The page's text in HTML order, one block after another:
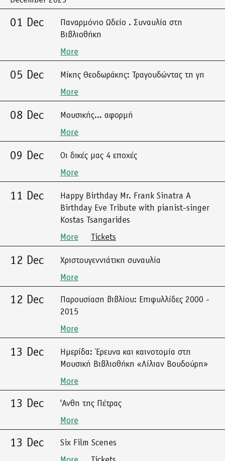
01 Dec
Παναρμόνιο Ωδείο . Συναυλία στη
Βιβλιοθήκη
More
05 Dec
Μίκης Θεοδωράκης: Τραγουδώντας τη γη
More
08 Dec
Μουσικής... αφορμή
More
09 Dec
Οι δικές μας 4 εποχές
More
11 Dec
Happy Birthday Mr. Frank Sinatra A
Birthday Eve Tribute with pianist-singer
Kostas Tsangarides
More
Tickets
12 Dec
Χριστουγεννιάτικη συναυλία
More
12 Dec
Παρουσίαση βιβλίου: Επιφυλλίδες 2000 -
2015
More
13 Dec
Ημερίδα: Έρευνα και καινοτομία στη
Μουσική Βιβλιοθήκη «Λίλιαν Βουδούρη»
More
13 Dec
'Ανθη της Πέτρας
More
13 Dec
Six Film Scenes